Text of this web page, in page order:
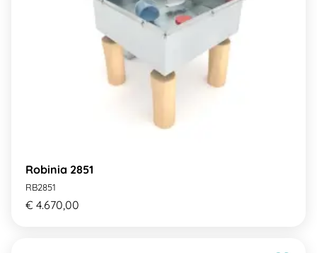
Robinia 2851
RB2851
€ 4.670,00